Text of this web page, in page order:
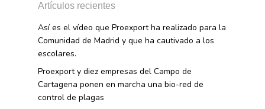
Artículos recientes
Así es el vídeo que Proexport ha realizado para la
Comunidad de Madrid y que ha cautivado a los
escolares.
Proexport y diez empresas del Campo de
Cartagena ponen en marcha una bio-red de
control de plagas